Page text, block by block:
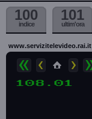
100
indice
101
ultim'ora
www.servizitelevideo.rai.it